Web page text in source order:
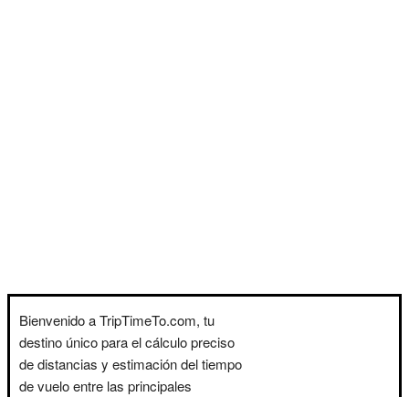
Bienvenido a TripTimeTo.com, tu
destino único para el cálculo preciso
de distancias y estimación del tiempo
de vuelo entre las principales